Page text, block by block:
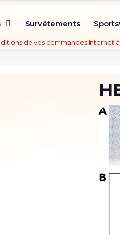
Survêtements
de vos commandes Internet